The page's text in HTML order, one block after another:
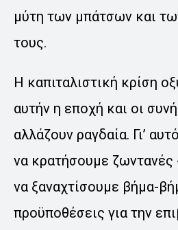
μύτη των μπάτσων και
τους.
Η καπιταλιστική κρίση
αυτήν η εποχή και οι
αλλάζουν ραγδαία. Γι’
να κρατήσουμε ζωντανές
να ξαναχτίσουμε βήμα-
προϋποθέσεις για την